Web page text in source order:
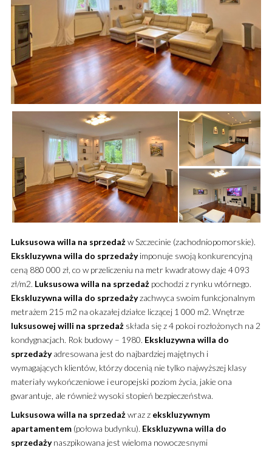
Luksusowa willa na sprzedażw Szczecinie (zachodniopomorskie).
Ekskluzywna willa do sprzedażyimponuje swoją konkurencyjną
ceną 880 000 zł, co w przeliczeniu na metr kwadratowy daje 4 093
zł/m2. Luksusowa willa na sprzedażpochodzi z rynku wtórnego.
Ekskluzywna willa do sprzedażyzachwyca swoim funkcjonalnym
metrażem 215 m2 na okazałej działce liczącej 1 000 m2. Wnętrze
luksusowej willi na sprzedażskłada się z 4 pokoi rozłożonych na 2
kondygnacjach. Rok budowy – 1980. Ekskluzywna willa do
sprzedażyadresowana jest do najbardziej majętnych i
wymagających klientów, którzy docenią nie tylko najwyższej klasy
materiały wykończeniowe i europejski poziom życia, jakie ona
gwarantuje, ale również wysoki stopień bezpieczeństwa.
Luksusowa willa na sprzedażwraz z ekskluzywnym
apartamentem(połowa budynku). Ekskluzywna willa do
sprzedażynaszpikowana jest wieloma nowoczesnymi